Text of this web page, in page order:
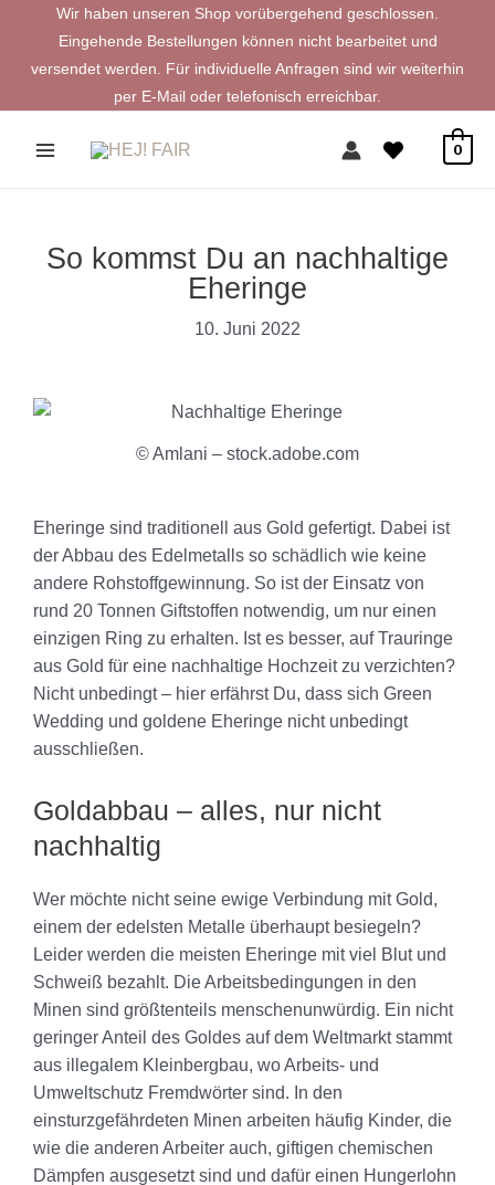
springen
Wir haben unseren Shop vorübergehend geschlossen.
Eingehende Bestellungen können nicht bearbeitet und
versendet werden. Für individuelle Anfragen sind wir weiterhin
per E-Mail oder telefonisch erreichbar.
0
So kommst Du an nachhaltige
Eheringe
10. Juni 2022
© Amlani – stock.adobe.com
Eheringe sind traditionell aus Gold gefertigt. Dabei ist
der Abbau des Edelmetalls so schädlich wie keine
andere Rohstoffgewinnung. So ist der Einsatz von
rund 20 Tonnen Giftstoffen notwendig, um nur einen
einzigen Ring zu erhalten. Ist es besser, auf Trauringe
aus Gold für eine nachhaltige Hochzeit zu verzichten?
Nicht unbedingt – hier erfährst Du, dass sich Green
Wedding und goldene Eheringe nicht unbedingt
ausschließen.
Goldabbau – alles, nur nicht
nachhaltig
Wer möchte nicht seine ewige Verbindung mit Gold,
einem der edelsten Metalle überhaupt besiegeln?
Leider werden die meisten Eheringe mit viel Blut und
Schweiß bezahlt. Die Arbeitsbedingungen in den
Minen sind größtenteils menschenunwürdig. Ein nicht
geringer Anteil des Goldes auf dem Weltmarkt stammt
aus illegalem Kleinbergbau, wo Arbeits- und
Umweltschutz Fremdwörter sind. In den
einsturzgefährdeten Minen arbeiten häufig Kinder, die
wie die anderen Arbeiter auch, giftigen chemischen
Dämpfen ausgesetzt sind und dafür einen Hungerlohn